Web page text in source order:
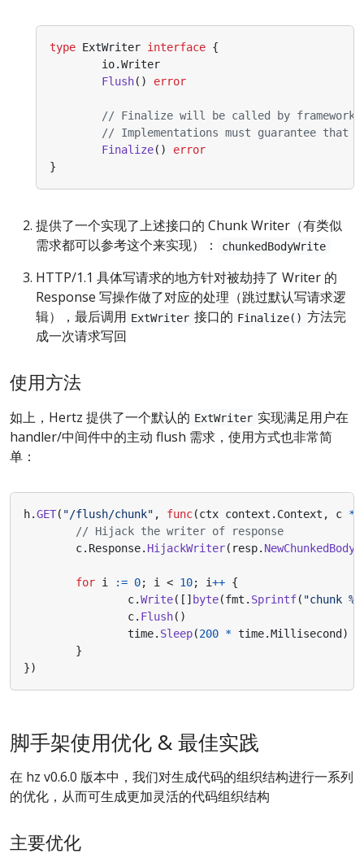
type ExtWriter interface {
io.Writer
Flush() error
// Finalize will be called by
// Implementations must guarantee
Finalize()
error
}
提供了一个实现了上述接口的 Chunk Writer（有类似
需求都可以参考这个来实现）：
chunkedBodyWrite
HTTP/1.1 具体写请求的地方针对被劫持了 Writer 的
Response 写操作做了对应的处理（跳过默认写请求逻
辑），最后调用 ExtWriter 接口的 Finalize() 方法完
成一次请求写回
使用方法
如上，Hertz 提供了一个默认的 ExtWriter 实现满足用户在
handler/中间件中的主动 flush 需求，使用方式也非常简
单：
h.GET( "/flush/chunk" , func(ctx context . Context , c *
// Hijack the writer of response
c. Response. HijackWriter( resp.
for i := 0; i < 10; i++ {
c.Write([] byte(fmt . Sprintf( "chunk
c. Flush()
time. Sleep(200 * time.Millisecond )
}
})
脚手架使用优化 & 最佳实践
在 hz v0.6.0 版本中，我们对生成代码的组织结构进行一系列
的优化，从而可生成更加灵活的代码组织结构
主要优化